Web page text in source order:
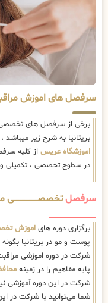
سرفصل های اموزش
برخی از سرفصل های
بریتانیا به شرح زیر
اموزشگاه عریس از کلیه
در سطوح تخصصی ، تکمیلی و
سرفصل
برگزاری دوره های اموزش
پوست و مو در بریتانیا
شرکت در دوره اموزشی
پایه مفاهیم را در زمینه
شرکت در این دوره آموزشی
شما می‌توانید با شرکت در